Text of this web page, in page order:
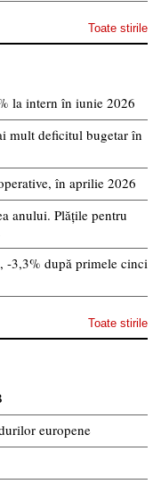
Toate stirile
la intern în iunie 2026
mult deficitul bugetar în
în aprilie 2026
anului. Plățile pentru
-3,3% după primele cinci
Toate stirile
europene